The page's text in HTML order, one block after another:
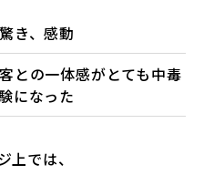
き、感動
との一体感がとても中毒
になった
上では、